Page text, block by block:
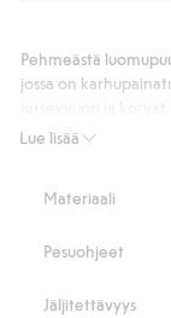
hoitoalusta
Lue lisää
Pehmeästä
jossa on
hihan- ja lahkeensuut.
Materiaali
Pesuohjeet
Jäljitettävyys